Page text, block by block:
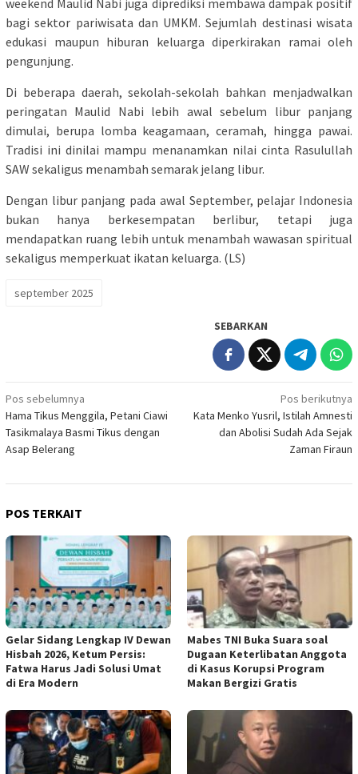
bagi sektor pariwisata dan UMKM. Sejumlah destinasi wisata
edukasi maupun hiburan keluarga diperkirakan ramai oleh
pengunjung.
Di beberapa daerah, sekolah-sekolah bahkan menjadwalkan
peringatan Maulid Nabi lebih awal sebelum libur panjang
dimulai, berupa lomba keagamaan, ceramah, hingga pawai.
Tradisi ini dinilai mampu menanamkan nilai cinta Rasulullah
SAW sekaligus menambah semarak jelang libur.
Dengan libur panjang pada awal September, pelajar Indonesia
bukan hanya berkesempatan berlibur, tetapi juga
mendapatkan ruang lebih untuk menambah wawasan spiritual
sekaligus memperkuat ikatan keluarga. (LS)
september 2025
SEBARKAN
Navigasi
pos
Pos sebelumnya
Hama Tikus Menggila, Petani Ciawi
Tasikmalaya Basmi Tikus dengan
Asap Belerang
Pos berikutnya
Kata Menko Yusril, Istilah Amnesti
dan Abolisi Sudah Ada Sejak
Zaman Firaun
POS TERKAIT
Gelar Sidang Lengkap IV Dewan
Hisbah 2026, Ketum Persis:
Fatwa Harus Jadi Solusi Umat
di Era Modern
Mabes TNI Buka Suara soal
Dugaan Keterlibatan Anggota
di Kasus Korupsi Program
Makan Bergizi Gratis